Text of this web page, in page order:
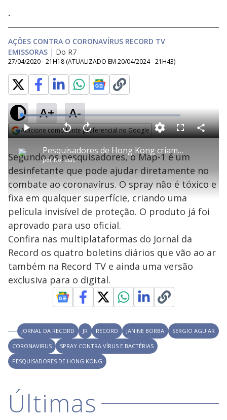
.
AÇÕES CONTRA O CORONAVÍRUS RECORD TV
EMISSORAS | Do R7
27/04/2020 - 21H18 (ATUALIZADO EM 20/04/2024 - 21H43)
A+ A-
Adicione como fonte preferencial no Google
P
l
a
y
V
i
d
e
o
Pesquisadores de Hong Kong criam spray que pode fornecer 90 dias de proteção contra vírus e bactérias
porNotícias
P V
l
t
a
r
0
e
g
n
d
o
s
A
n
ç
a
1
0
s
e
u
n
d
o
s
M
u
d
L
o
a
d
e
:
3
3
.
6
4
F
l
e
n
C
o
i
l
a
Segundo os pesquisadores, o Map-1 é um
desinfetante que pode ajudar diretamente no
combate ao coronavírus. O spray não é tóxico e
fixa em qualquer superfície, criando uma
película invisível de proteção. O produto já foi
aprovado para uso oficial.
Confira nas multiplataformas do Jornal da
Record os quatro boletins diários que vão ao ar
também na Record TV e ainda uma versão
exclusiva para o digital.
JORNAL DA RECORD JR RECORD JANINE BORBA
SERGIO AGUIAR
CORONAVIRUS
SPRAY CONTRA VÍRUS E BACTÉRIAS
PESQUISADORES DE HONG KONG
Últimas